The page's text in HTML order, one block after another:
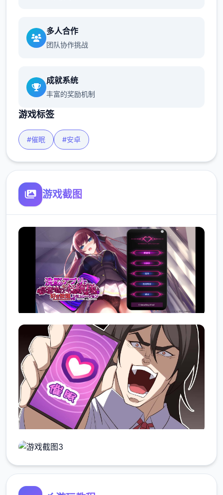
多人合作
团队协作挑战
成就系统
丰富的奖励机制
游戏标签
#催眠 #安卓
游戏截图